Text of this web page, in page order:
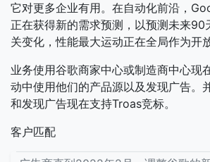
它对更多企业有用。在自动化前沿，
正在获得新的需求预测，以预测未来90
关变化，性能最大运动正在全局作为开
业务使用谷歌商家中心或制造商中心现
动中使用他们的产品源以及发现广告。
和发现广告现在支持Troas竞标。
客户匹配